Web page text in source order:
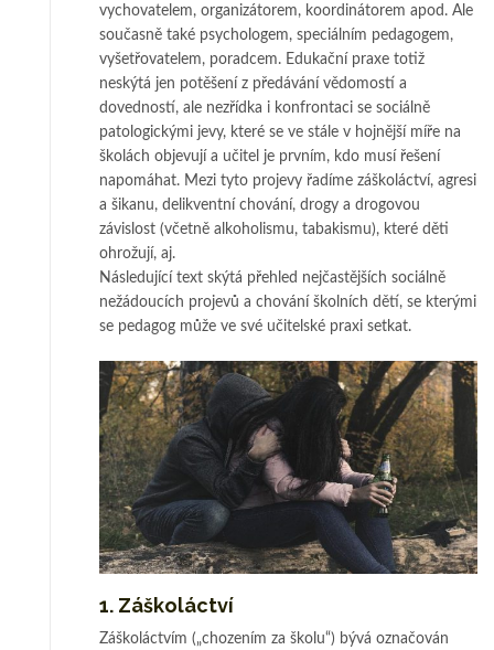
vychovatelem, organizátorem, ko­or­di­ná­to­rem apod. Ale
sou­čas­ně také psy­chologem, speciálním pedagogem,
vy­še­třo­va­­telem, poradcem. Edu­kač­ní praxe to­tiž
neskýtá jen potěšení z předávání vě­do­­mostí a
dovedností, ale ne­zříd­ka i kon­fron­taci se sociálně
patologickými jevy, kte­­ré se ve stále v hojnější míře na
školách obje­vují a učitel je prvním, kdo musí ře­­šení
napomáhat. Mezi tyto projevy řadíme zá­ško­láctví, agre­si
a šikanu, de­lik­vent­ní chování, drogy a drogovou
závislost (včet­ně alkoholismu, ta­bakismu), kte­ré děti
ohrožují, aj.
Následující text skýtá přehled nejčastějších sociálně
nežádoucích pro­je­vů a chování školních dětí, se kterými
se pedagog může ve své učitelské praxi set­kat.
1. Záškoláctví
Záškoláctvím („chozením za školu“) bývá označován